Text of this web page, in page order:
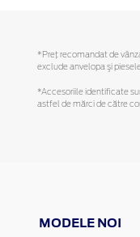
*Preţ recomandat de
exclude anvelopa şi
*Accesoriile identificate
astfel de mărci de către
MODELE NOI